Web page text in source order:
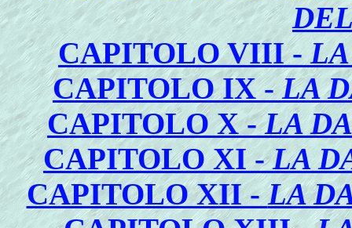
CAPITOLO VIII -
CAPITOLO IX -LA
CAPITOLO X -LA
CAPITOLO XI -LA
CAPITOLO XII -LA